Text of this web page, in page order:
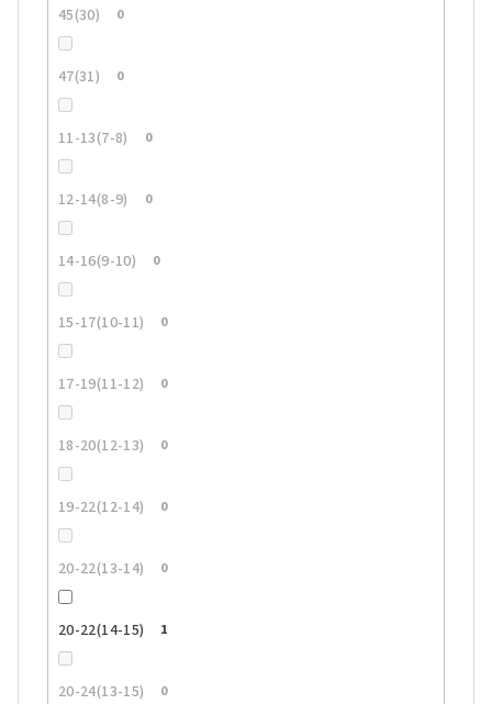
45(30) 0
47(31) 0
11-13(7-8) 0
12-14(8-9) 0
14-16(9-10) 0
15-17(10-11) 0
17-19(11-12) 0
18-20(12-13) 0
19-22(12-14) 0
20-22(13-14) 0
20-22(14-15) 1
20-24(13-15) 0